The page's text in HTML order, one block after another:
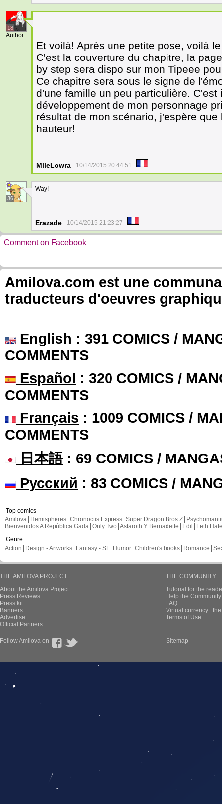
18
Author
Et voilà! Après une petite pose, voilà
C'est la couverture du chapitre, la
by step sera dispo sur mon Tipeee
Ce chapitre sera sous le signe de
d'une famille un peu particulière.
développement de mon personnage
résultat de mon scénario, j'espère
hauteur!
MlleLowra 10/14/2015 20:44:51
36
Way!
Erazade 10/14/2015 21:23:27
Comment on Facebook
Amilova.com est une
traducteurs d'oeuvres
English : 391 COMICS /
COMMENTS
Español : 320 COMICS /
COMMENTS
Français : 1009 COMICS /
COMMENTS
日本語: 69 COMICS /
Русский : 83 COMICS /
Top comics
Amilova
Hemispheres Chronoctis Express Super Dragon Bros Z
Bienvenidos A República Gada Only Two Astaroth Y Bernadette Edil
Leth Hate
Genre
Action
Design - Artworks Fantasy - SF Humor Children's books Romance
THE AMILOVA PROJECT
About the Amilova Project
Press Reviews
Press kit
Banners
Advertise
Official Partners
THE COMMUNITY
Tutorial for the
Help the
FAQ
Virtual currency :
Terms of Use
Follow Amilova on Sitemap